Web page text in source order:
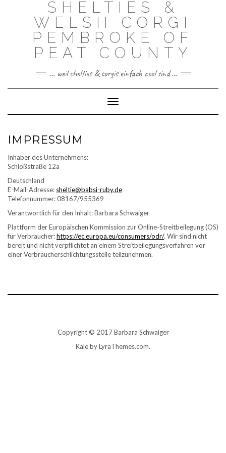
SHELTIES &
WELSH CORGI
PEMBROKE OF
PEAT COUNTY
... weil shelties & corgis einfach cool sind ...
Toggle Navigation
IMPRESSUM
Inhaber des Unternehmens:
Schloßstraße 12a
Deutschland
E-Mail-Adresse: sheltie@babsi-ruby.de
Telefonnummer: 08167/955369
Verantwortlich für den Inhalt: Barbara Schwaiger
Plattform der Europäischen Kommission zur Online-Streitbeilegung (OS)
für Verbraucher:https://ec.europa.eu/consumers/odr/. Wir sind nicht
bereit und nicht verpflichtet an einem Streitbeilegungsverfahren vor
einer Verbraucherschlichtungsstelle teilzunehmen.
Copyright © 2017 Barbara Schwaiger
Kaleby LyraThemes.com.